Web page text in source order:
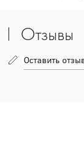
Отзывы
Оставить